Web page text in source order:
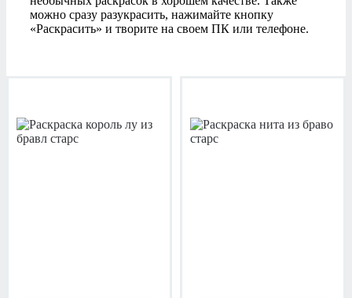
можно сразу разукрасить, нажимайте кнопку
«Раскрасить» и творите на своем ПК или телефоне.